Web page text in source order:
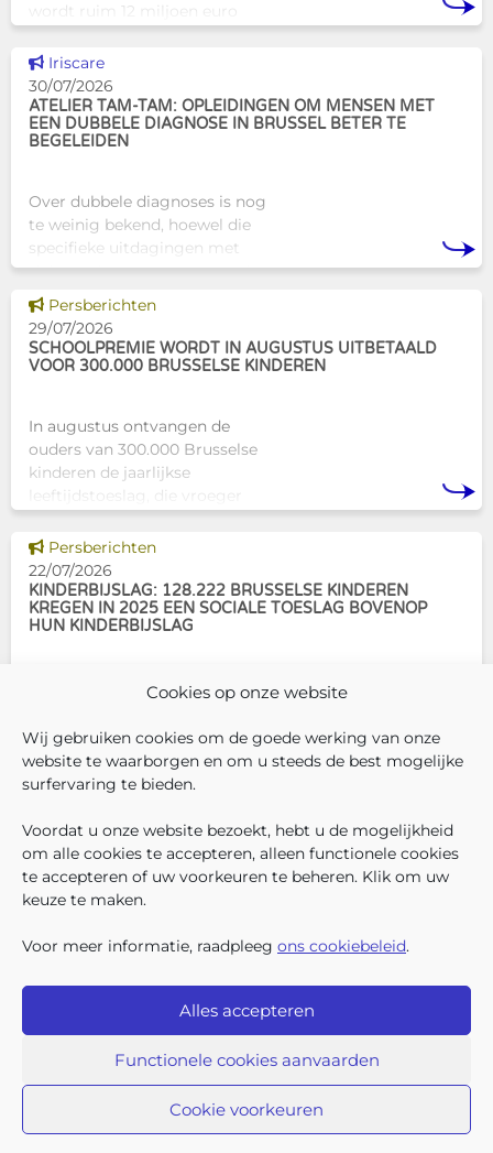
Cookies op onze website
Wij gebruiken cookies om de goede werking van onze
website te waarborgen en om u steeds de best mogelijke
surfervaring te bieden.
Voordat u onze website bezoekt, hebt u de mogelijkheid
om alle cookies te accepteren, alleen functionele cookies
te accepteren of uw voorkeuren te beheren. Klik om uw
keuze te maken.
Voor meer informatie, raadpleeg ons cookiebeleid.
Alles accepteren
Functionele cookies aanvaarden
Cookie voorkeuren
wordt ruim 12 miljoen euro
Brusselse actoren die actief
zijn op het vlak van gezondhe
Dit nieuws tonen
Iriscare
30/07/2026
ATELIER TAM-TAM: OPLEIDINGEN OM MENSEN MET
EEN DUBBELE DIAGNOSE IN BRUSSEL BETER TE
BEGELEIDEN
Over dubbele diagnoses is nog
te weinig bekend, hoewel die
specifieke uitdagingen met
zich meebrengen voor zowel
professionals als naasten. In
Brussel biedt Atelier Tam-Tam
een concrete oplossing in
Dit nieuws tonen
Persberichten
29/07/2026
SCHOOLPREMIE WORDT IN AUGUSTUS UITBETAALD
VOOR 300.000 BRUSSELSE KINDEREN
In augustus ontvangen de
ouders van 300.000 Brusselse
kinderen de jaarlijkse
leeftijdstoeslag, die vroeger
schoolpremie. Deze financiële
ondersteuning helpt gezinnen
om de kosten
Dit nieuws tonen
Persberichten
22/07/2026
KINDERBIJSLAG: 128.222 BRUSSELSE KINDEREN
KREGEN IN 2025 EEN SOCIALE TOESLAG BOVENOP
HUN KINDERBIJSLAG
In december 2025 hadden
recht op kinderbijslag. Van hen
ontvingen 128.222 kinderen ook
een sociale toeslag boven op
komt overeen met 42,04% van
WIE ZIJN WIJ ?
WERKEN BIJ ONS
ALLE NIEUWSBERICHTEN
PERS
KLACHTEN
VOLGVIND
Toegankelijkheids-verklaring
Bescherming van persoonsgegevens
Beding van afwijzing van aansprakelijkheid